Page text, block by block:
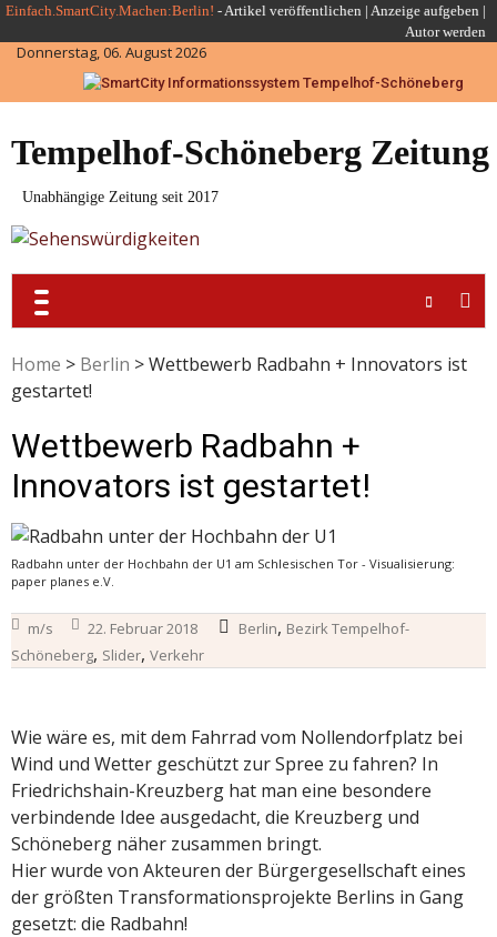
Skip
to
content
Einfach.SmartCity.Machen:Berlin! -Artikel veröffentlichen | Anzeige aufgeben |
Autor werden
Donnerstag, 06. August 2026
Tempelhof-Schöneberg Zeitung
Unabhängige Zeitung seit 2017
Home > Berlin >Wettbewerb Radbahn + Innovators ist
gestartet!
Wettbewerb Radbahn +
Innovators ist gestartet!
Radbahn unter der Hochbahn der U1 am Schlesischen Tor - Visualisierung:
paper planes e.V.
m/s 22. Februar 2018 Berlin, Bezirk Tempelhof-
Schöneberg, Slider, Verkehr
Wie wäre es, mit dem Fahrrad vom Nollendorfplatz bei
Wind und Wetter geschützt zur Spree zu fahren? In
Friedrichshain-Kreuzberg hat man eine besondere
verbindende Idee ausgedacht, die Kreuzberg und
Schöneberg näher zusammen bringt.
Hier wurde von Akteuren der Bürgergesellschaft eines
der größten Transformationsprojekte Berlins in Gang
gesetzt: die Radbahn!